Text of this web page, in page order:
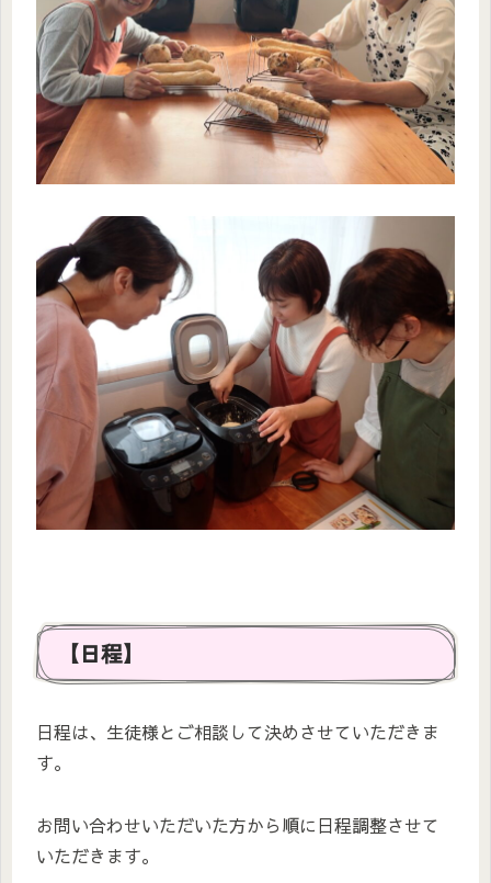
【日程】
日程は、生徒様とご相談して決めさせていただきま
す。
お問い合わせいただいた方から順に日程調整させて
いただきます。